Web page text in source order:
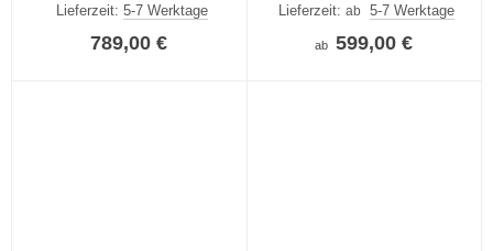
Lieferzeit: 5-7 Werktage
789,00 €
Lieferzeit:ab 5-7 Werktage
ab 599,00 €